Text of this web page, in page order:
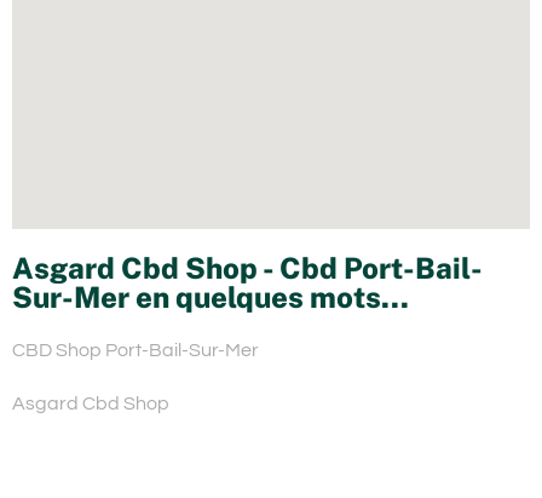
Asgard Cbd Shop - Cbd Port-Bail-
Sur-Mer en quelques mots...
CBD Shop Port-Bail-Sur-Mer
Asgard Cbd Shop